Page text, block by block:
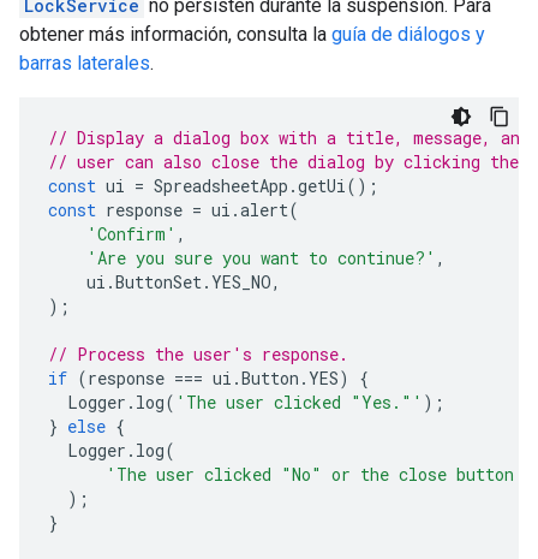
LockService no persisten durante la suspensión. Para
obtener más información, consulta la guía de diálogos y
barras laterales.
// Display a dialog box with a title, message, and
// user can also close the dialog by clicking
const ui = SpreadsheetApp .getUi();
const response = ui .alert(
'Confirm' ,
'Are you sure you want to continue?' ,
ui .ButtonSet. YES_NO,
);
// Process the user's response.
if (response === ui .Button . YES)
{
Logger . log( 'The user clicked "Yes."' );
} else {
Logger . log(
'The user clicked "No" or the close
);
}